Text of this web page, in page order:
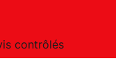
contrôlés